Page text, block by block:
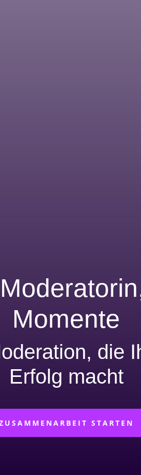
Momente
die
Erfolg macht
STARTEN